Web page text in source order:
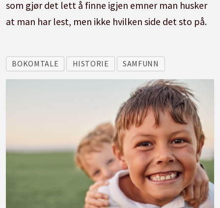
som gjør det lett å finne igjen emner man husker
at man har lest, men ikke hvilken side det sto på.
BOKOMTALE HISTORIE SAMFUNN